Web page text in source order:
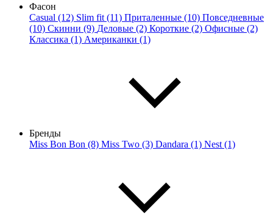
Фасон
Casual (12) Slim fit (11) Приталенные (10) Повседневные
(10) Скинни (9) Деловые (2) Короткие (2) Офисные (2)
Классика (1) Американки (1)
Бренды
Miss Bon Bon (8) Miss Two (3) Dandara (1) Nest (1)